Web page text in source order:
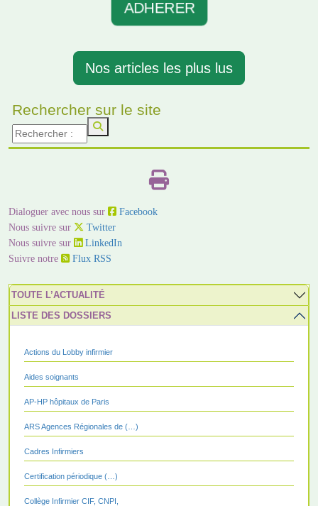
ADHERER
Nos articles les plus lus
Rechercher sur le site
Dialoguer avec nous sur
Facebook
Nous suivre sur
Twitter
Nous suivre sur
LinkedIn
Suivre notre
Flux RSS
TOUTE L’ACTUALITÉ
LISTE DES DOSSIERS
Actions du Lobby infirmier
Aides soignants
AP-HP hôpitaux de Paris
ARS Agences Régionales de (…)
Cadres Infirmiers
Certification périodique (…)
Collège Infirmier CIF, CNPI,